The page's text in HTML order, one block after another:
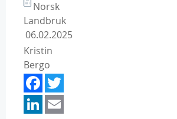
Norsk
Landbruk
06.02.2025
Kristin
Bergo
Facebook
LinkedIn